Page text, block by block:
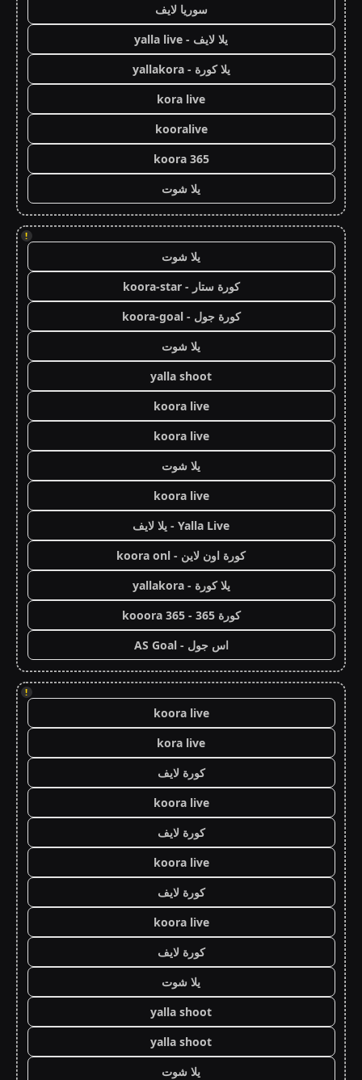
سوريا لايف
يلا لايف - yalla live
يلا كورة - yallakora
kora live
kooralive
koora 365
يلا شوت
!
يلا شوت
كورة ستار - koora-star
كورة جول - koora-goal
يلا شوت
yalla shoot
koora live
koora live
يلا شوت
koora live
Yalla Live - يلا لايف
كورة اون لاين - koora onl
يلا كورة - yallakora
كورة 365 - kooora 365
اس جول - AS Goal
!
koora live
kora live
كورة لايف
koora live
كورة لايف
koora live
كورة لايف
koora live
كورة لايف
يلا شوت
yalla shoot
yalla shoot
يلا شوت